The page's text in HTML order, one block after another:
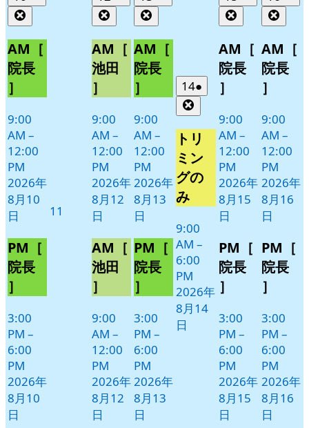
年
8
月
10
日
件
イ
ベ
ト)
AM［
院長
］
9:00
AM –
12:00
PM
2026年
8月10
日
PM［
院長
］
3:00
PM –
6:00
PM
2026年
8月10
日
11
年
8
月
12
日
件
の
イ
ベ
ン
ト)
AM［
池田
］
9:00
AM –
12:00
PM
2026年
8月12
日
AM［
池田
］
9:00
AM –
12:00
PM
2026年
8月12
日
年
8
月
13
日
件
イ
ベ
ン
ト)
AM［
院長
］
9:00
AM –
12:00
PM
2026年
8月13
日
PM［
院長
］
3:00
PM –
6:00
PM
2026年
8月13
日
142026
年
8
月
14
日
●
件
イ
ト)
トリ
ミン
グの
み
9:00
AM –
6:00
PM
2026年
8月14
日
年
8
月
15
日
件
の
イ
ベ
ン
ト)
AM［
院長
］
9:00
AM –
12:00
PM
2026年
8月15
日
PM［
院長
］
3:00
PM –
6:00
PM
2026年
8月15
日
年
8
月
16
日
件
イ
ベ
AM［
院長
］
9:00
AM –
12:00
PM
2026年
8月16
日
PM［
院長
］
3:00
PM –
6:00
PM
2026年
8月16
日